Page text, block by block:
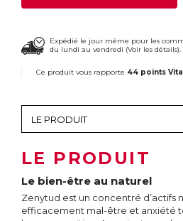
Expédié le jour même pour les
du lundi au vendredi (Voir les détails).
Ce produit vous rapporte 44 points
LE PRODUIT
Le bien-être au naturel
Zenytud est un concentré d’actifs
efficacement mal-être et anxiété